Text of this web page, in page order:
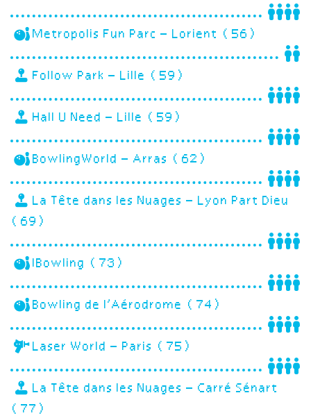
Metropolis Fun Parc – Lorient (56)
Follow Park – Lille (59)
Hall U Need – Lille (59)
BowlingWorld – Arras (62)
La Tête dans les Nuages – Lyon Part Dieu
(69)
IBowling (73)
Bowling de l’Aérodrome (74)
Laser World – Paris (75)
La Tête dans les Nuages – Carré Sénart
(77)